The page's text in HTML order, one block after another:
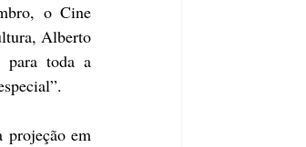
o Cine
Alberto
para toda a
projeção em